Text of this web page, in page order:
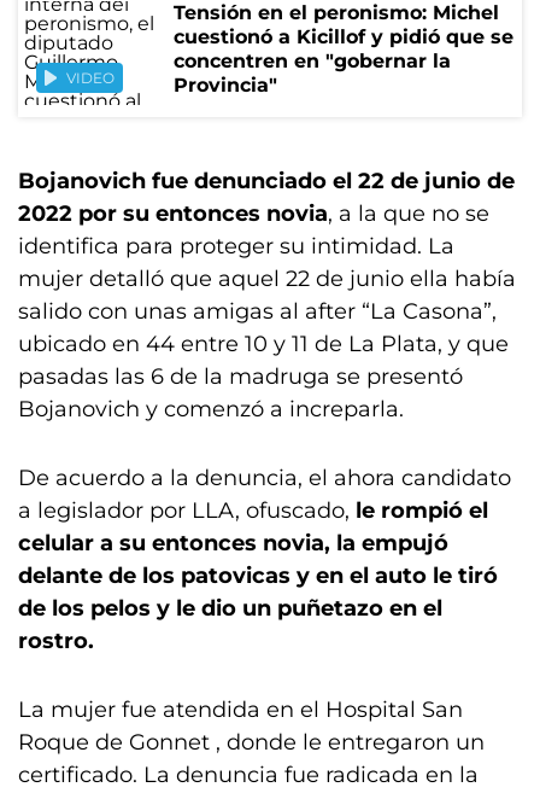
VIDEO
Tensión en el peronismo: Michel
cuestionó a Kicillof y pidió que se
concentren en "gobernar la
Provincia"
Bojanovich fue denunciado el 22 de junio de
2022 por su entonces novia, a la que no se
identifica para proteger su intimidad. La
mujer detalló que aquel 22 de junio ella había
salido con unas amigas al after “La Casona”,
ubicado en 44 entre 10 y 11 de La Plata, y que
pasadas las 6 de la madruga se presentó
Bojanovich y comenzó a increparla.
De acuerdo a la denuncia, el ahora candidato
a legislador por LLA, ofuscado, le rompió el
celular a su entonces novia, la empujó
delante de los patovicas y en el auto le tiró
de los pelos y le dio un puñetazo en el
rostro.
La mujer fue atendida en el Hospital San
Roque de Gonnet , donde le entregaron un
certificado. La denuncia fue radicada en la